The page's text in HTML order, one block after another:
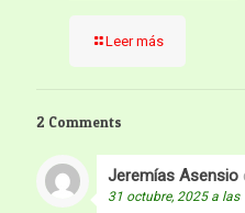
Leer más
2 Comments
Jeremías Asensio
31 octubre, 2025 a las